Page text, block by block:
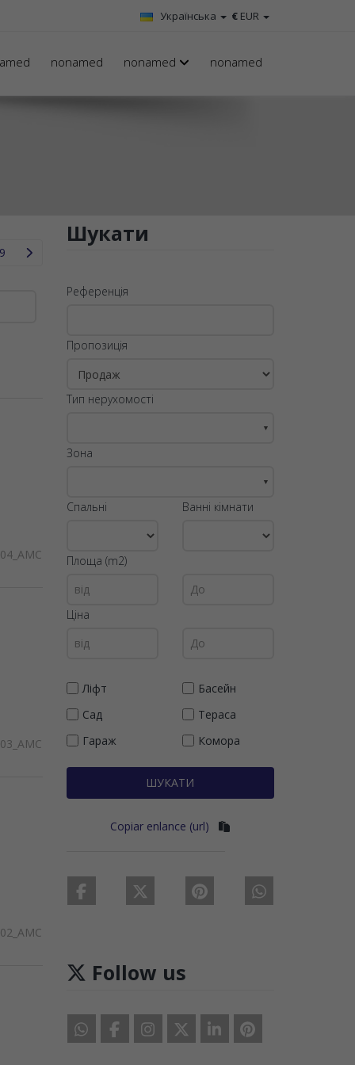
€ EUR
Українська
nonamed nonamed nonamed
9
Шукати
Референція
Пропозиція
Тип нерухомості
▼
Зона
▼
Спальні Ванні кімнати
Площа (m2)
Ціна
Ліфт
Басейн
Сад
Тераса
Гараж
Комора
ШУКАТИ
Copiar enlance (url)
Follow us